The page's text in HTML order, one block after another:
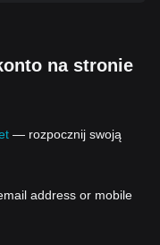
na stronie
— rozpocznij swoją
address or mobile